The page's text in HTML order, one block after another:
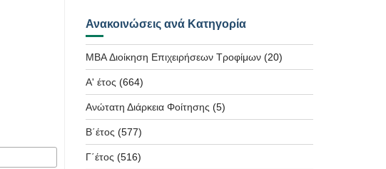
Ανακοινώσεις ανά Κατηγορία
MBA Διοίκηση Επιχειρήσεων Τροφίμων(20)
Α' έτος (664)
Ανώτατη Διάρκεια Φοίτησης (5)
Β΄έτος (577)
Γ΄έτος (516)